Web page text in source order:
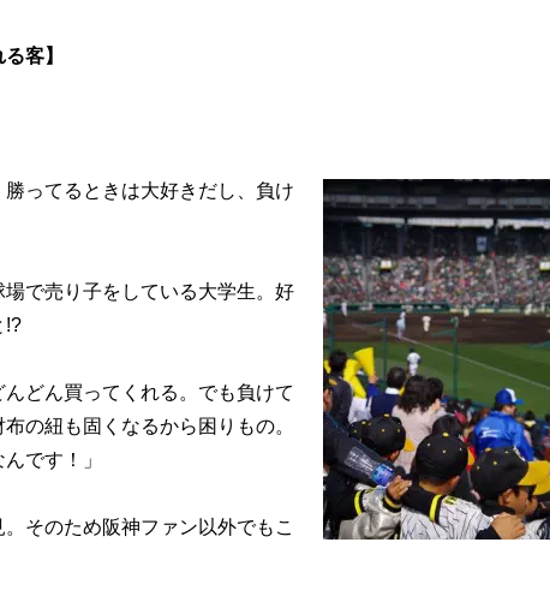
客】
ってるときは大好きだし、負け
で売り子をしている大学生。好
!?
どん買ってくれる。でも負けて
の紐も固くなるから困りもの。
です！」
そのため阪神ファン以外でもこ